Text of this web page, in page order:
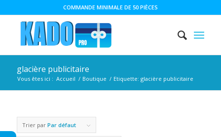
COMMANDE MINIMALE DE 50 PIÈCES
glacière publicitaire
Vous êtes ici : Accueil / Boutique / Etiquette: glacière publicitaire
Trier par Par défaut